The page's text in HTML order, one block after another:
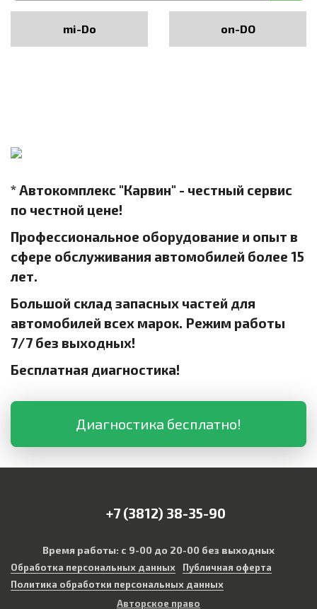
mi-Do on-DO
* Автокомплекс "Карвин" - честный сервис
по честной цене!
Профессиональное оборудование и опыт в
сфере обслуживания автомобилей более 15
лет.
Большой склад запасных частей для
автомобилей всех марок. Режим работы
7/7 без выходных!
Бесплатная диагностика!
Диагностика бесплатно!
+7 (3812) 38-35-90
Время работы: с 9-00 до 20-00 без выходных
Обработка персональных данных
Публичная оферта
Политика обработки персональных данных
Авторское право